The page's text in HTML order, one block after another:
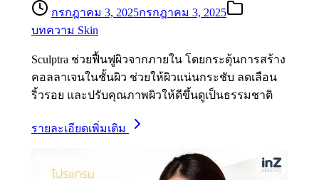
กรกฎาคม 3, 2025กรกฎาคม 3, 2025
บทความ Skin
Sculptra ช่วยฟื้นฟูผิวจากภายใน โดยกระตุ้นการสร้าง
คอลลาเจนในชั้นผิว ช่วยให้ผิวแน่นกระชับ ลดเลือน
ริ้วรอย และปรับคุณภาพผิวให้ดีขึ้นดูเป็นธรรมชาติ
รายละเอียดเพิ่มเติม